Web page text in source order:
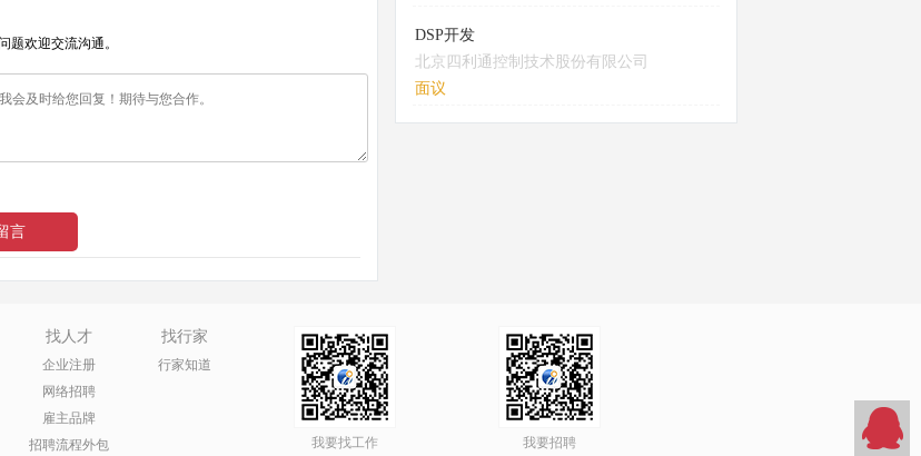
题欢迎交流沟通。
DSP开发
北京四利通控制技术股份有限公司
面议
找人才
企业注册
网络招聘
雇主品牌
招聘流程外包
找行家
行家知道
我要找工作 我要招聘